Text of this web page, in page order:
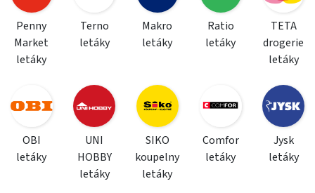
Penny
Market
letáky
Terno
letáky
Makro
letáky
Ratio
letáky
TETA
drogerie
letáky
OBI
letáky
UNI
HOBBY
letáky
SIKO
koupelny
letáky
Comfor
letáky
Jysk
letáky